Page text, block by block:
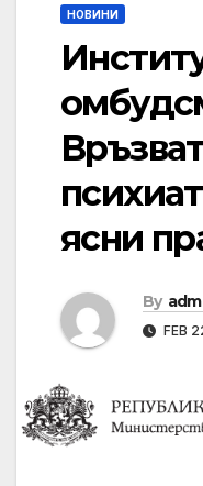
НОВИНИ
ясни
By
FEB